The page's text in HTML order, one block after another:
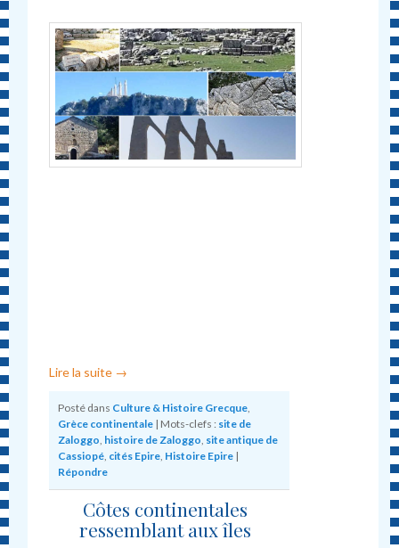
Lire la suite →
Posté dans Culture & Histoire Grecque
Grèce continentale | Mots-clefs : site de
Zaloggo histoire de Zaloggo site antique de
Cassiopé cités Epire Histoire Epire |
Répondre
Côtes continentales
ressemblant aux îles